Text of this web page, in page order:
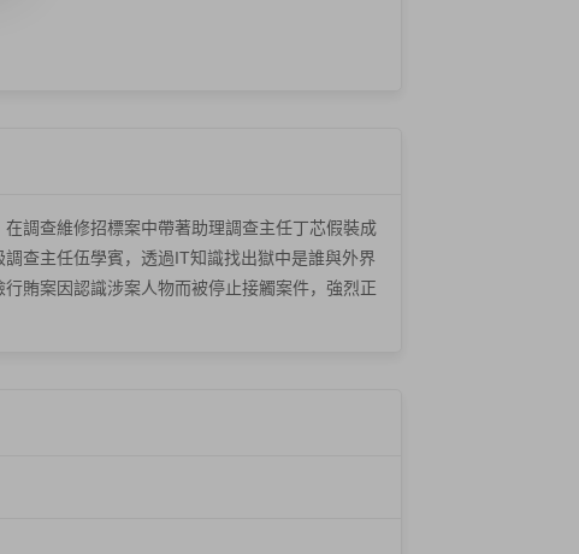
調查維修招標案中帶著助理調查主任丁芯假裝成
查主任伍學賓，透過IT知識找出獄中是誰與外界
賄案因認識涉案人物而被停止接觸案件，強烈正